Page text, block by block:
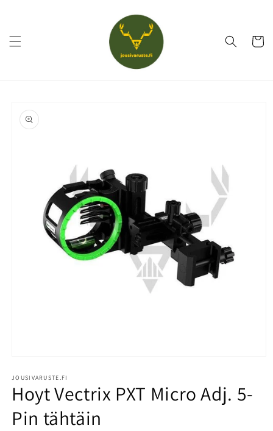
tuotetietoihin
1
modaalisessa
ikkunassa
JOUSIVARUSTE.FI
Hoyt Vectrix PXT Micro Adj. 5-
Pin tähtäin